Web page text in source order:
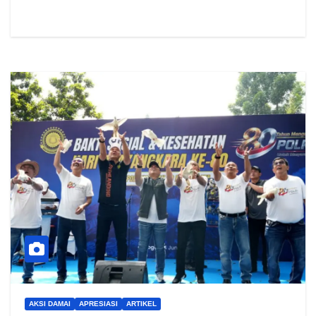
AKSI DAMAI APRESIASI ARTIKEL